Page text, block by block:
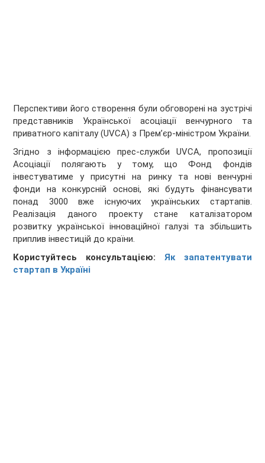
Перспективи його створення були обговорені на зустрічі
представників Української асоціації венчурного та
приватного капіталу (UVCA) з Прем’єр-міністром України.
Згідно з інформацією прес-служби UVCA, пропозиції
Асоціації полягають у тому, що Фонд фондів
інвестуватиме у присутні на ринку та нові венчурні
фонди на конкурсній основі, які будуть фінансувати
понад 3000 вже існуючих українських стартапів.
Реалізація даного проекту стане каталізатором
розвитку української інноваційної галузі та збільшить
приплив інвестицій до країни.
Користуйтесь консультацією: Як запатентувати
стартап в Україні